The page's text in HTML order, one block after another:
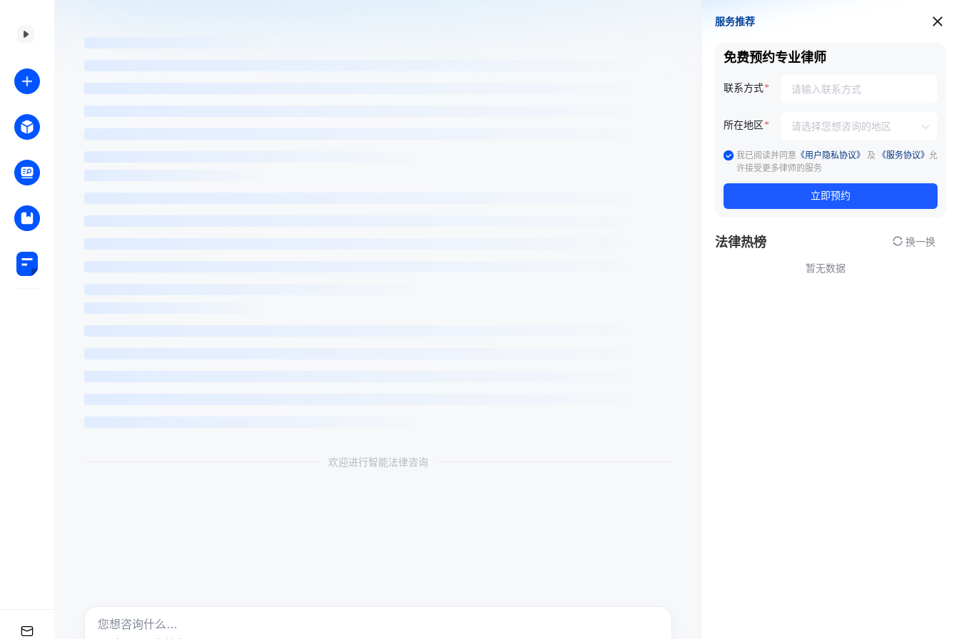
欢迎进行智能法律咨询
服务推荐
服务推荐
免费预约专业律师
联系方式
所在地区
我已阅读并同意 《用户隐私协议》 及 《服务协议》 允
许接受更多律师的服务
立即预约
法律热榜 换一换
暂无数据